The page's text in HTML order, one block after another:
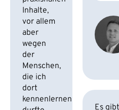
Inhalte,
vor allem
aber
wegen
der
Menschen,
die ich
dort
kennenlernen
Es gibt